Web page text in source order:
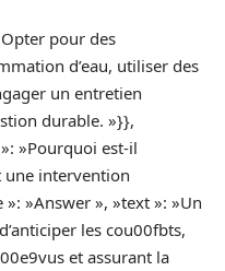
pour des
d’eau, utiliser des
un entretien
durable. »}},
»Pourquoi est-il
une intervention
»: »Answer », »text »: »Un
les cou00fbts,
et assurant la